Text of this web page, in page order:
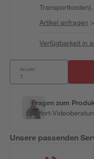
Transportkosten).
Artikel anfragen >
Verfügbarkeit in
Anzahl:
Fragen zum
Sofort-
Unsere passenden